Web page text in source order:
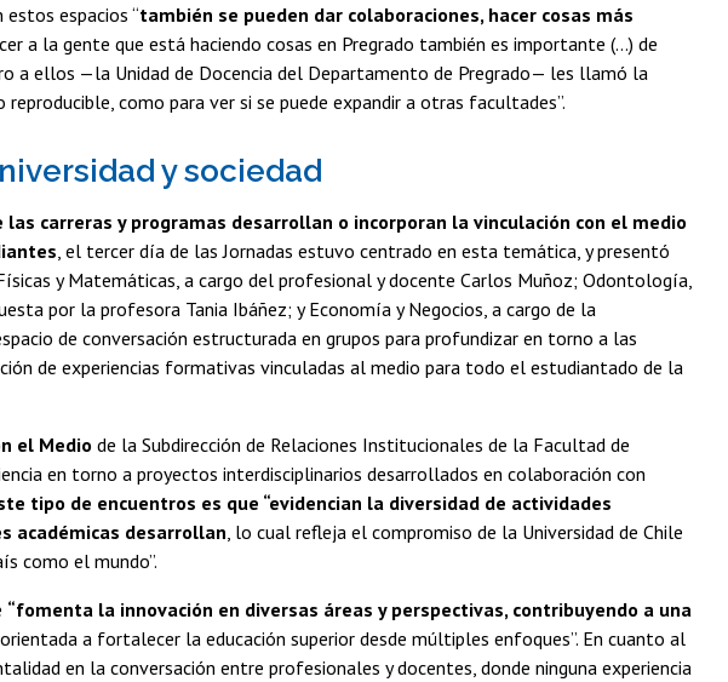
espacios “también se pueden dar colaboraciones, hacer cosas más
a la gente que está haciendo cosas en Pregrado también es importante (...) de
a ellos —la Unidad de Docencia del Departamento de Pregrado— les llamó la
como para ver si se puede expandir a otras facultades”.
y sociedad
carreras y programas desarrollan o incorporan la vinculación con el medio
, el tercer día de las Jornadas estuvo centrado en esta temática, y presentó
y Matemáticas, a cargo del profesional y docente Carlos Muñoz; Odontología,
por la profesora Tania Ibáñez; y Economía y Negocios, a cargo de la
de conversación estructurada en grupos para profundizar en torno a las
de experiencias formativas vinculadas al medio para todo el estudiantado de la
el Medio de la Subdirección de Relaciones Institucionales de la Facultad de
en torno a proyectos interdisciplinarios desarrollados en colaboración con
tipo de encuentros es que “evidencian la diversidad de actividades
académicas desarrollan , lo cual refleja el compromiso de la Universidad de Chile
como el mundo”.
“fomenta la innovación en diversas áreas y perspectivas, contribuyendo a una
a fortalecer la educación superior desde múltiples enfoques”. En cuanto al
en la conversación entre profesionales y docentes, donde ninguna experiencia